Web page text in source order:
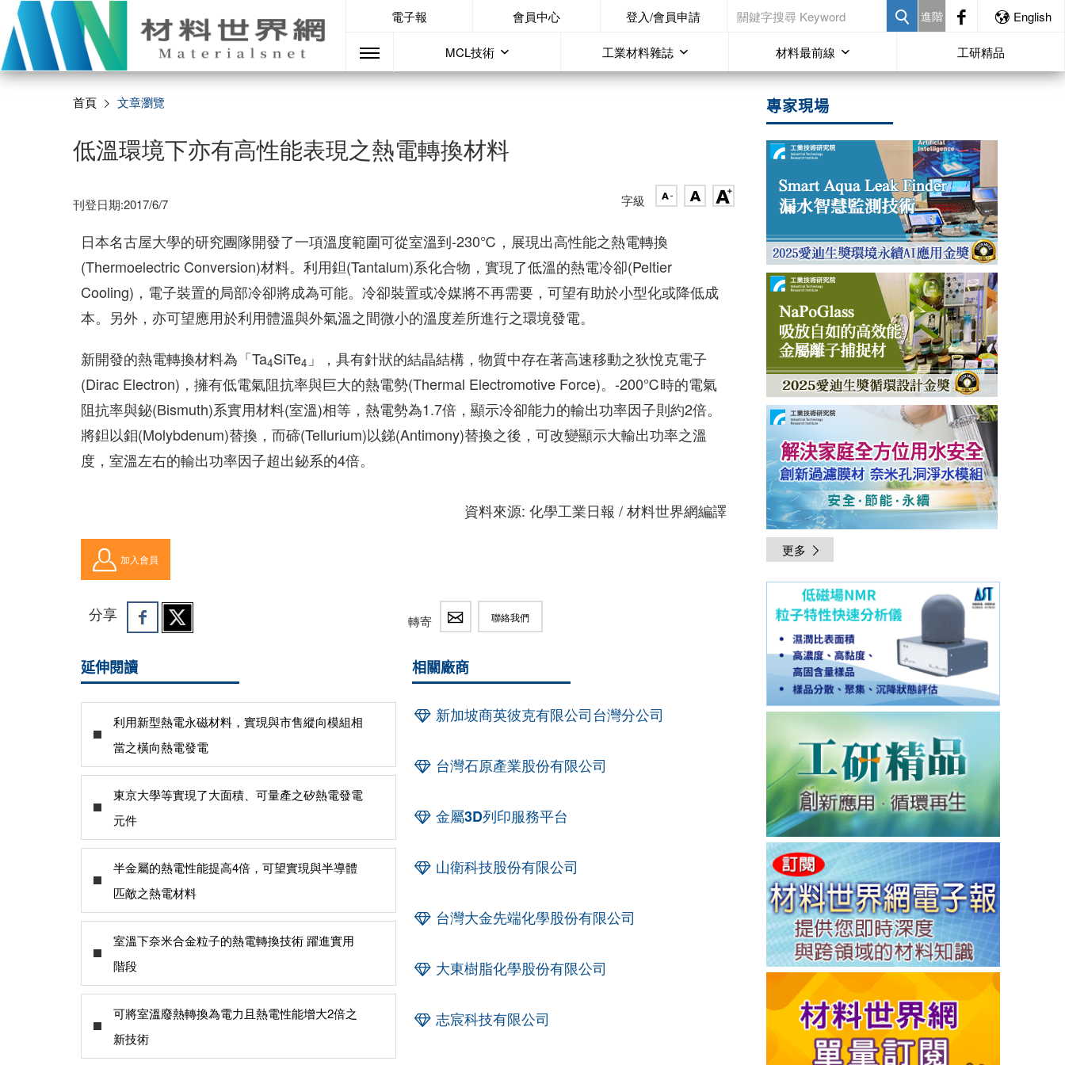
電子報 會員中心 登入/會員申請 進階 English
MCL技術 工業材料雜誌 材料最前線 工研精品
首頁 文章瀏覽
低溫環境下亦有高性能表現之熱電轉換材料
刊登日期:2017/6/7 字級
日本名古屋大學的研究團隊開發了一項溫度範圍可從室溫到-230℃，展現出高性能之熱電轉換
(Thermoelectric Conversion)材料。利用鉭(Tantalum)系化合物，實現了低溫的熱電冷卻(Peltier
Cooling)，電子裝置的局部冷卻將成為可能。冷卻裝置或冷媒將不再需要，可望有助於小型化或降低成
本。另外，亦可望應用於利用體溫與外氣溫之間微小的溫度差所進行之環境發電。
新開發的熱電轉換材料為「Ta4SiTe4 」，具有針狀的結晶結構，物質中存在著高速移動之狄悅克電子
(Dirac Electron)，擁有低電氣阻抗率與巨大的熱電勢(Thermal Electromotive Force)。-200℃時的電氣
阻抗率與鉍(Bismuth)系實用材料(室溫)相等，熱電勢為1.7倍，顯示冷卻能力的輸出功率因子則約2倍。
將鉭以鉬(Molybdenum)替換，而碲(Tellurium)以銻(Antimony)替換之後，可改變顯示大輸出功率之溫
度，室溫左右的輸出功率因子超出鉍系的4倍。
資料來源: 化學工業日報 / 材料世界網編譯
加入會員
分享 轉寄 聯絡我們
延伸閱讀
利用新型熱電永磁材料，實現與市售縱向模組相
當之橫向熱電發電
東京大學等實現了大面積、可量產之矽熱電發電
元件
半金屬的熱電性能提高4倍，可望實現與半導體
匹敵之熱電材料
室溫下奈米合金粒子的熱電轉換技術 躍進實用
階段
可將室溫廢熱轉換為電力且熱電性能增大2倍之
新技術
相關廠商
新加坡商英彼克有限公司台灣分公司
台灣石原產業股份有限公司
金屬3D列印服務平台
山衛科技股份有限公司
台灣大金先端化學股份有限公司
大東樹脂化學股份有限公司
志宸科技有限公司
專家現場
更多